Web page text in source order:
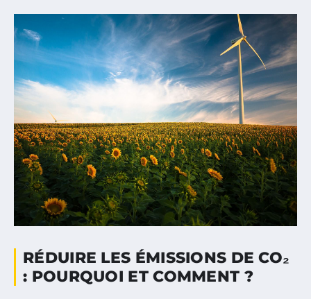
RÉDUIRE LES ÉMISSIONS DE CO₂
: POURQUOI ET COMMENT ?